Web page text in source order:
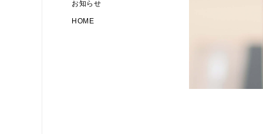
お知らせ
HOME